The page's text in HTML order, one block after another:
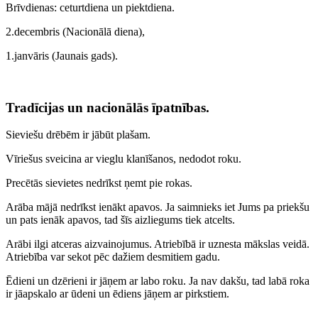
Brīvdienas: ceturtdiena un piektdiena.
2.decembris (Nacionālā diena),
1.janvāris (Jaunais gads).
Tradīcijas un nacionālās īpatnības.
Sieviešu drēbēm ir jābūt plašam.
Vīriešus sveicina ar vieglu klanīšanos, nedodot roku.
Precētās sievietes nedrīkst ņemt pie rokas.
Arāba mājā nedrīkst ienākt apavos. Ja saimnieks iet Jums pa priekšu
un pats ienāk apavos, tad šīs aizliegums tiek atcelts.
Arābi ilgi atceras aizvainojumus. Atriebībā ir uznesta mākslas veidā.
Atriebība var sekot pēc dažiem desmitiem gadu.
Ēdieni un dzērieni ir jāņem ar labo roku. Ja nav dakšu, tad labā roka
ir jāapskalo ar ūdeni un ēdiens jāņem ar pirkstiem.